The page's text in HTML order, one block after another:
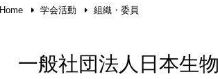
Home 学会活動 組織・委員
一般社団法人日本生